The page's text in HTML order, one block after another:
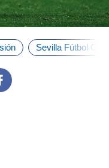
Sevilla Fútbol Club